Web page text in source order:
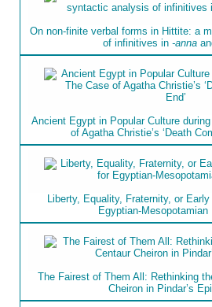
On non-finite verbal forms in Hittite: a
of infinitives in -anna
Ancient Egypt in Popular Culture
of Agatha Christie’s ‘Death
Liberty, Equality, Fraternity, or
Egyptian-Mesopotamian
The Fairest of Them All: Rethinking
Cheiron in Pindar’s